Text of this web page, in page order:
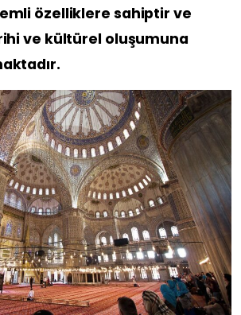
özelliklere sahiptir ve
ve kültürel oluşumuna